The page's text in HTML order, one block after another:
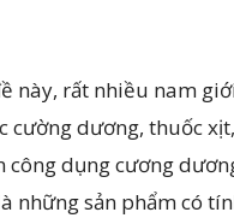
này, rất nhiều nam
cường dương, thuốc
công dụng cương
những sản phẩm có